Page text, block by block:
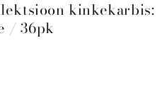
kinkekarbis:
/ 36pk